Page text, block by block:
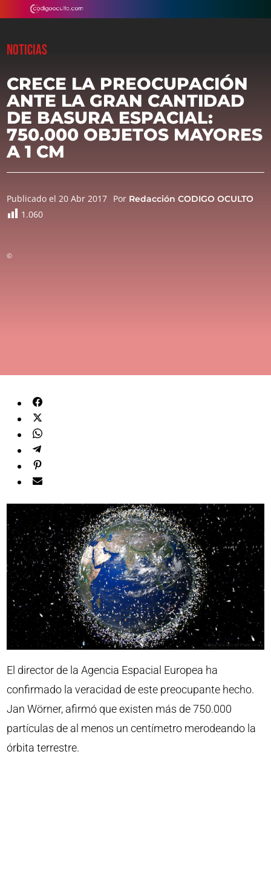
NOTICIAS
CRECE LA PREOCUPACIÓN
ANTE LA GRAN CANTIDAD
DE BASURA ESPACIAL:
750.000 OBJETOS MAYORES
A 1 CM
Publicado el 20 Abr 2017 Por Redacción CODIGO OCULTO
1.060
©
El director de la Agencia Espacial Europea ha
confirmado la veracidad de este preocupante hecho.
Jan Wörner, afirmó que existen más de 750.000
partículas de al menos un centímetro merodeando la
órbita terrestre.